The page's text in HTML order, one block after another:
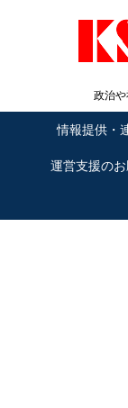
政治
情報提供・
運営支援の